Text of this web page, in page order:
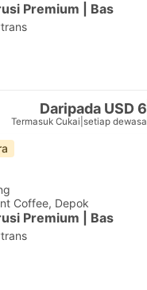
Premium | Bas
Daripada USD 6
Termasuk Cukai setiap dewasa
Coffee, Depok
Premium | Bas